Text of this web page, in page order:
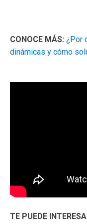
CONOCE MÁS: ¿Por
dinámicas y cómo
TE PUEDE